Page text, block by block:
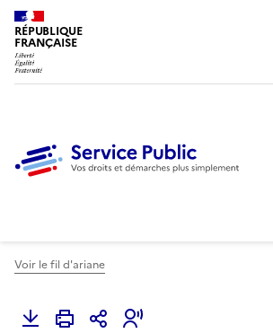
RÉPUBLIQUE
FRANÇAISE
Voir le fil d'ariane